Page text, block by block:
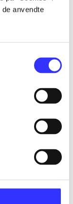
anvendte
ældste registrerede
ældste registrerede